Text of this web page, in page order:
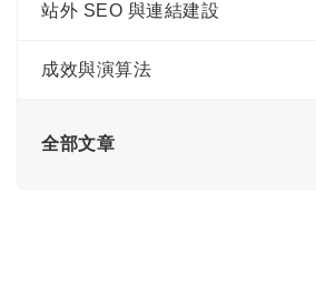
站外 SEO 與連結建設
反向連結是什麼? SEO 完整指南:
錨點文字是什麼? 完整指南:6 種
成效與演算法
罕見地說了「不打什麼」
全部文章